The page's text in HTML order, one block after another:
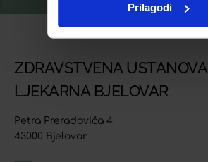
Prilagodi
ZDRAVSTVENA USTANOVA
LJEKARNA BJELOVAR
Petra Preradovića 4
43000 Bjelovar